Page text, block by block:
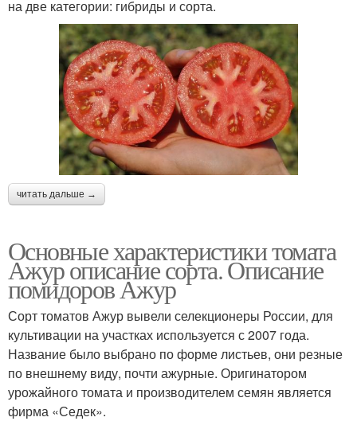
на две категории: гибриды и сорта.
читать дальше →
Основные характеристики томата
Ажур описание сорта. Описание
помидоров Ажур
Сорт томатов Ажур вывели селекционеры России, для
культивации на участках используется с 2007 года.
Название было выбрано по форме листьев, они резные
по внешнему виду, почти ажурные. Оригинатором
урожайного томата и производителем семян является
фирма «Седек».